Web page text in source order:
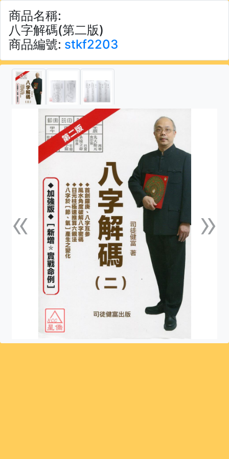
商品名稱:
八字解碼(第二版)
商品編號: stkf2203
«上一張 »下一